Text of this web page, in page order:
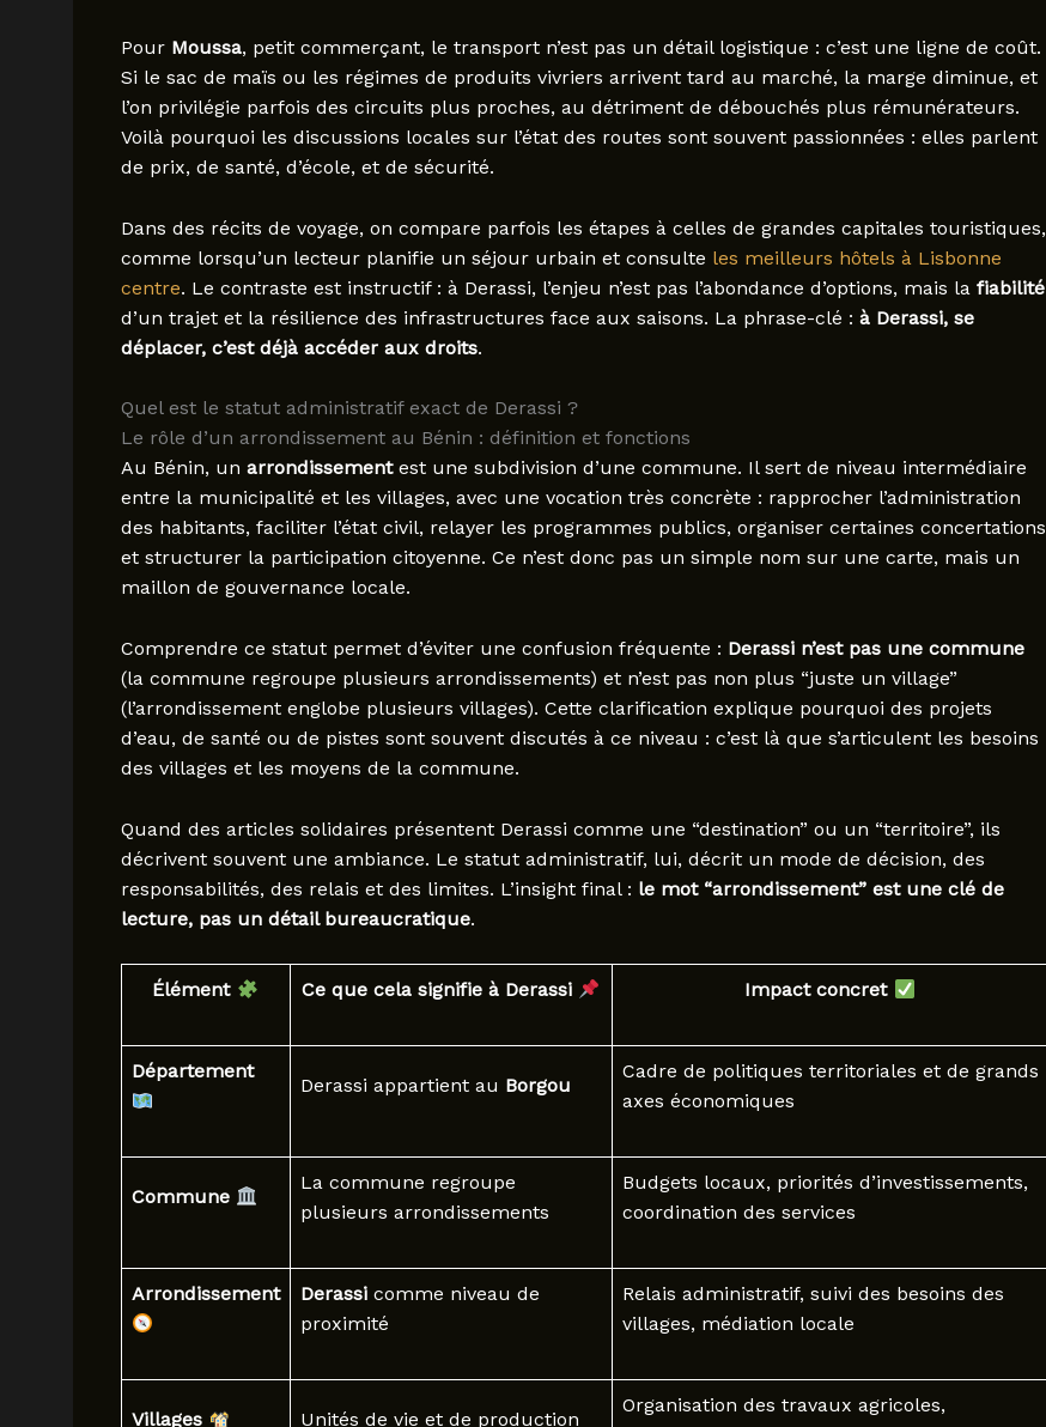
Pour Moussa, petit commerçant, le transport n’est pas un détail logistique : c’est une ligne de coût.
Si le sac de maïs ou les régimes de produits vivriers arrivent tard au marché, la marge diminue, et
l’on privilégie parfois des circuits plus proches, au détriment de débouchés plus rémunérateurs.
Voilà pourquoi les discussions locales sur l’état des routes sont souvent passionnées : elles parlent
de prix, de santé, d’école, et de sécurité.
Dans des récits de voyage, on compare parfois les étapes à celles de grandes capitales touristiques,
comme lorsqu’un lecteur planifie un séjour urbain et consulte les meilleurs hôtels à Lisbonne
centre. Le contraste est instructif : à Derassi, l’enjeu n’est pas l’abondance d’options, mais la fiabilité
d’un trajet et la résilience des infrastructures face aux saisons. La phrase-clé : à Derassi, se
déplacer, c’est déjà accéder aux droits.
Quel est le statut administratif exact de Derassi ?
Le rôle d’un arrondissement au Bénin : définition et fonctions
Au Bénin, un arrondissementest une subdivision d’une commune. Il sert de niveau intermédiaire
entre la municipalité et les villages, avec une vocation très concrète : rapprocher l’administration
des habitants, faciliter l’état civil, relayer les programmes publics, organiser certaines concertations
et structurer la participation citoyenne. Ce n’est donc pas un simple nom sur une carte, mais un
maillon de gouvernance locale.
Comprendre ce statut permet d’éviter une confusion fréquente : Derassi n’est pas une commune
(la commune regroupe plusieurs arrondissements) et n’est pas non plus “juste un village”
(l’arrondissement englobe plusieurs villages). Cette clarification explique pourquoi des projets
d’eau, de santé ou de pistes sont souvent discutés à ce niveau : c’est là que s’articulent les besoins
des villages et les moyens de la commune.
Quand des articles solidaires présentent Derassi comme une “destination” ou un “territoire”, ils
décrivent souvent une ambiance. Le statut administratif, lui, décrit un mode de décision, des
responsabilités, des relais et des limites. L’insight final : le mot “arrondissement” est une clé de
lecture, pas un détail bureaucratique.
Élément Ce que cela signifie à Derassi Impact concret
Département
Derassi appartient au Borgou
Cadre de politiques territoriales et de grands
axes économiques
Commune
La commune regroupe
plusieurs arrondissements
Budgets locaux, priorités d’investissements,
coordination des services
Arrondissement Derassicomme niveau de
proximité
Relais administratif, suivi des besoins des
villages, médiation locale
Villages Unités de vie et de production
Organisation des travaux agricoles,